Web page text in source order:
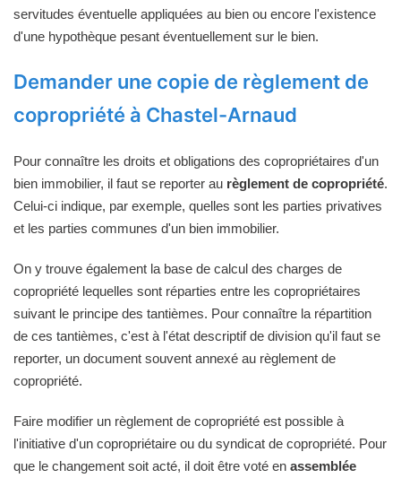
servitudes éventuelle appliquées au bien ou encore l'existence
d'une hypothèque pesant éventuellement sur le bien.
Demander une copie de règlement de
copropriété à Chastel-Arnaud
Pour connaître les droits et obligations des copropriétaires d'un
bien immobilier, il faut se reporter au règlement de copropriété.
Celui-ci indique, par exemple, quelles sont les parties privatives
et les parties communes d'un bien immobilier.
On y trouve également la base de calcul des charges de
copropriété lequelles sont réparties entre les copropriétaires
suivant le principe des tantièmes. Pour connaître la répartition
de ces tantièmes, c'est à l'état descriptif de division qu'il faut se
reporter, un document souvent annexé au règlement de
copropriété.
Faire modifier un règlement de copropriété est possible à
l'initiative d'un copropriétaire ou du syndicat de copropriété. Pour
que le changement soit acté, il doit être voté en assemblée